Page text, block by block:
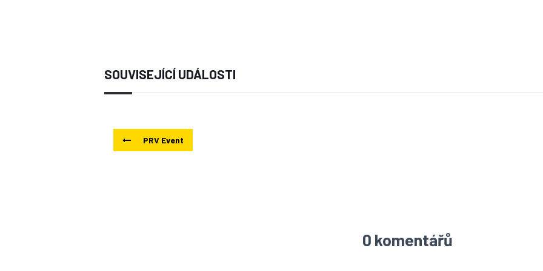
SOUVISEJÍCÍ UDÁLOSTI
PRV Event
0 komentářů